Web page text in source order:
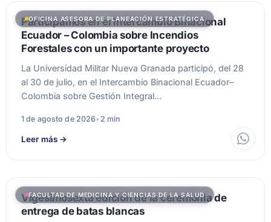
OFICINA ASESORA DE PLANEACIÓN ESTRATÉGICA
Participamos en el Intercambio Binacional
Ecuador – Colombia sobre Incendios
Forestales con un importante proyecto
La Universidad Militar Nueva Granada participó, del 28
al 30 de julio, en el Intercambio Binacional Ecuador–
Colombia sobre Gestión Integral…
1 de agosto de 2026• 2 min
Leer más →
FACULTAD DE MEDICINA Y CIENCIAS DE LA SALUD
Vigesimosexta edición de la ceremonia de
entrega de batas blancas